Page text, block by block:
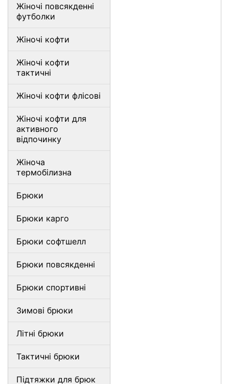
Жіночі повсякденні
футболки
Жіночі кофти
Жіночі кофти
тактичні
Жіночі кофти флісові
Жіночі кофти для
активного
відпочинку
Жіноча
термобілизна
Брюки
Брюки карго
Брюки софтшелл
Брюки повсякденні
Брюки спортивні
Зимові брюки
Літні брюки
Тактичні брюки
Підтяжки для брюк